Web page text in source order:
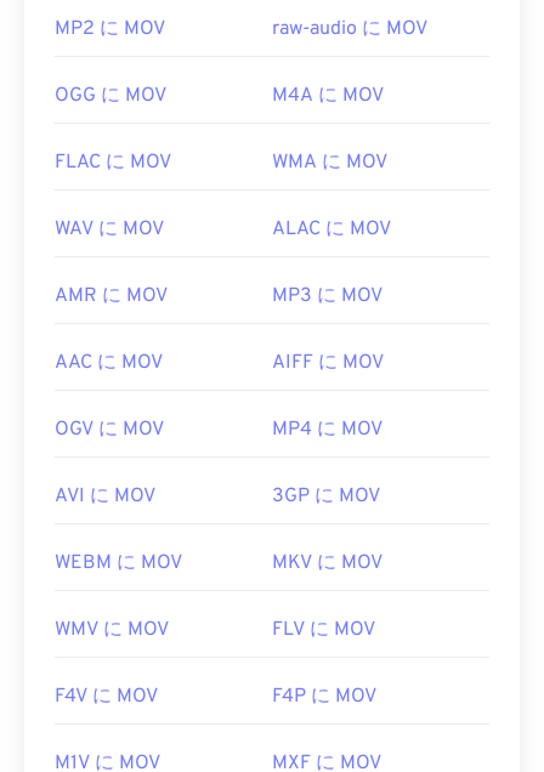
初回リリース:
CH203-BBCGDDDF
MP2 に MOV raw-audio に MOV
OGG に MOV M4A に MOV
FLAC に MOV WMA に MOV
WAV に MOV ALAC に MOV
AMR に MOV MP3 に MOV
AAC に MOV AIFF に MOV
OGV に MOV MP4 に MOV
AVI に MOV 3GP に MOV
WEBM に MOV MKV に MOV
WMV に MOV FLV に MOV
F4V に MOV F4P に MOV
M1V に MOV MXF に MOV